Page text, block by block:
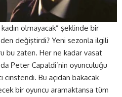
olmayacak” şeklinde bir
değiştirdi? Yeni sezonla ilgili
bu zaten. Her ne kadar vasat
Peter Capaldi’nin oyunculuğu
cinstendi. Bu açıdan bakacak
bir oyuncu aramaktansa tüm